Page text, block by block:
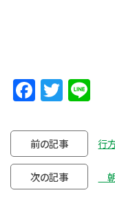
前の記事 行
次の記事